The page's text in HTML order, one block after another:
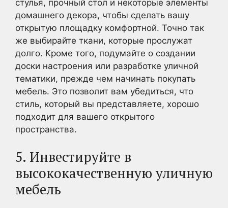
стулья, прочный стол и некоторые элементы
домашнего декора, чтобы сделать вашу
открытую площадку комфортной. Точно так
же выбирайте ткани, которые прослужат
долго. Кроме того, подумайте о создании
доски настроения или разработке уличной
тематики, прежде чем начинать покупать
мебель. Это позволит вам убедиться, что
стиль, который вы представляете, хорошо
подходит для вашего открытого
пространства.
5. Инвестируйте в
высококачественную уличную
мебель